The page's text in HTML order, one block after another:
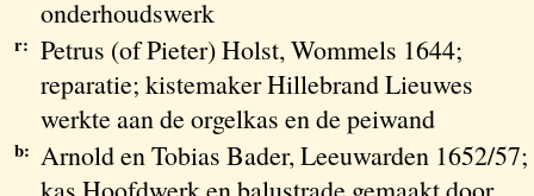
onderhoudswerk
r: Petrus (of Pieter) Holst, Wommels 1644;
reparatie; kistemaker Hillebrand Lieuwes
werkte aan de orgelkas en de peiwand
b: Arnold en Tobias Bader, Leeuwarden 1652/57;